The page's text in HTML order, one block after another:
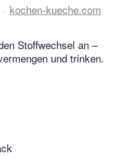
kochen-kueche.com
Stoffwechsel an –
und trinken.